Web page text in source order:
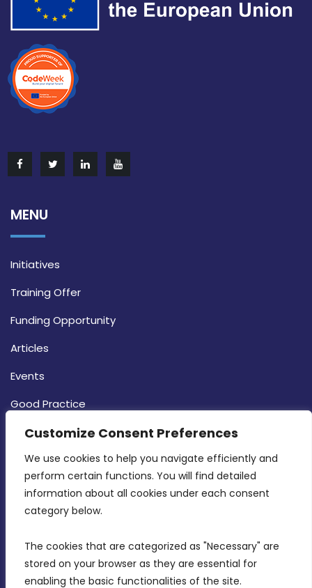
Customize Consent Preferences
We use cookies to help you navigate efficiently and
perform certain functions. You will find detailed
information about all cookies under each consent
category below.
The cookies that are categorized as "Necessary" are
stored on your browser as they are essential for
enabling the basic functionalities of the site.
MENU
Initiatives
Training Offer
Funding Opportunity
Articles
Events
Good Practice
Strategy
CONTACT INFO
MDIA, Twenty20 Business Centre, Triq l-
Birkirkara, CBD 3050
(356) 21 828 800